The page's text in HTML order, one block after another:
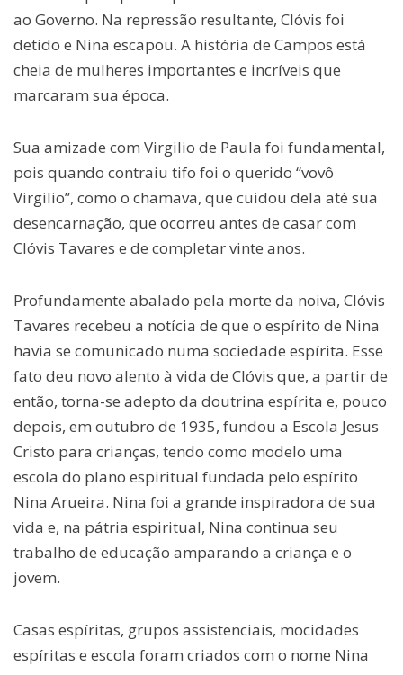
ao Governo. Na repressão resultante, Clóvis foi
detido e Nina escapou. A história de Campos está
cheia de mulheres importantes e incríveis que
marcaram sua época.
Sua amizade com Virgilio de Paula foi fundamental,
pois quando contraiu tifo foi o querido “vovô
Virgilio”, como o chamava, que cuidou dela até sua
desencarnação, que ocorreu antes de casar com
Clóvis Tavares e de completar vinte anos.
Profundamente abalado pela morte da noiva, Clóvis
Tavares recebeu a notícia de que o espírito de Nina
havia se comunicado numa sociedade espírita. Esse
fato deu novo alento à vida de Clóvis que, a partir de
então, torna-se adepto da doutrina espírita e, pouco
depois, em outubro de 1935, fundou a Escola Jesus
Cristo para crianças, tendo como modelo uma
escola do plano espiritual fundada pelo espírito
Nina Arueira. Nina foi a grande inspiradora de sua
vida e, na pátria espiritual, Nina continua seu
trabalho de educação amparando a criança e o
jovem.
Casas espíritas, grupos assistenciais, mocidades
espíritas e escola foram criados com o nome Nina